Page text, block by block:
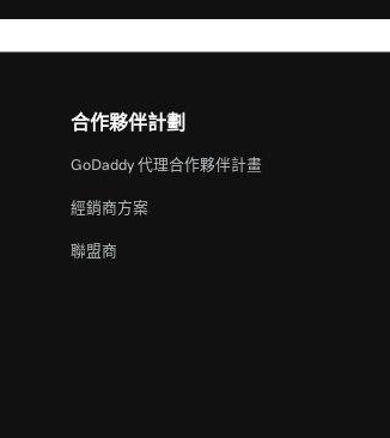
合作夥伴計劃
GoDaddy 代理合作夥伴計畫
經銷商方案
聯盟商